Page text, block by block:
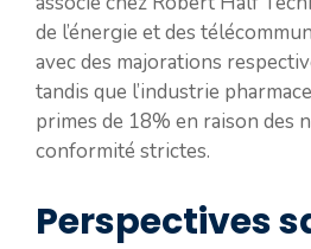
de l’énergie et des
avec des majorations
tandis que l’industrie
primes de 18% en raison des
conformité strictes.
Perspectives